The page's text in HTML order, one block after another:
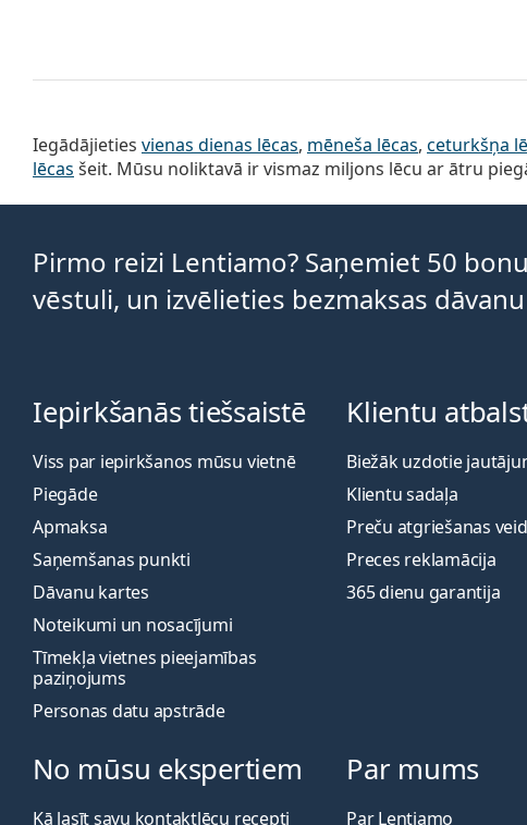
Iegādājieties vienas dienas lēcas, mēneša lēcas, ceturkšņa
lēcas šeit. Mūsu noliktavā ir vismaz miljons lēcu ar ātru
Pirmo reizi Lentiamo? Saņemiet 50
vēstuli, un izvēlieties bezmaksas
Iepirkšanās tiešsaistē
Viss par iepirkšanos mūsu vietnē
Piegāde
Apmaksa
Saņemšanas punkti
Dāvanu kartes
Noteikumi un nosacījumi
Tīmekļa vietnes pieejamības
paziņojums
Personas datu apstrāde
Klientu
Biežāk uzdotie
Klientu sadaļa
Preču atgriešanas
Preces reklamācija
365 dienu garantija
No mūsu ekspertiem
Kā lasīt savu kontaktlēcu recepti
Par mums
Par Lentiamo